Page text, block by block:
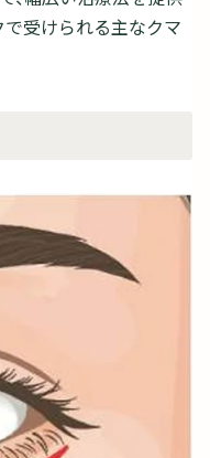
で受けられる主なクマ